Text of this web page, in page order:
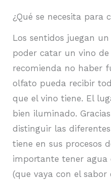
¿Qué se necesita para
Los sentidos juegan
poder catar un vino
recomienda no haber
olfato pueda recibir
que el vino tiene. El
bien iluminado.
distinguir las
tiene en sus procesos
importante tener agua
(que vaya con el sabor